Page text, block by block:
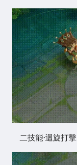
二技能·迴旋打擊